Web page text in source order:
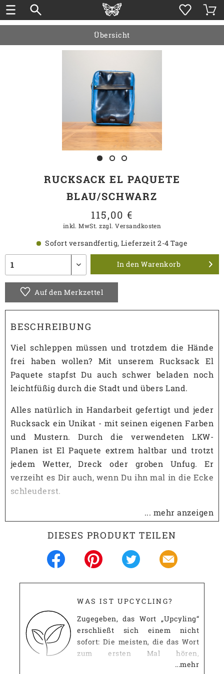
Übersicht
RUCKSACK EL PAQUETE
BLAU/SCHWARZ
115,00 €
inkl. MwSt.zzgl. Versandkosten
Sofort versandfertig, Lieferzeit 2-4 Tage
In den Warenkorb
Auf den Merkzettel
BESCHREIBUNG
Viel schleppen müssen und trotzdem die Hände
frei haben wollen? Mit unserem Rucksack El
Paquete stapfst Du auch schwer beladen noch
leichtfüßig durch die Stadt und übers Land.
Alles natürlich in Handarbeit gefertigt und jeder
Rucksack ein Unikat - mit seinen eigenen Farben
und Mustern. Durch die verwendeten LKW-
Planen ist El Paquete extrem haltbar und trotzt
jedem Wetter, Dreck oder groben Unfug. Er
verzeiht es Dir auch, wenn Du ihn mal in die Ecke
schleuderst.
Für Deinen Tragekomfort gibt es verstellbare
sind, alternativ kannst Du den Rucksack auch am
robusten Tragegriff halten. Fahrradreifenprofile
vertärken noch den Boden.
Hauptfach öffen. Für die Dinge, die Du schnell
mal brauchst, gibt es zusätzlich vorne noch ein
Reißverschlussfach.
Das Innere ist mit wasserabweisenden Airbag-
oder Zeltstoffen ausgefüttert, so dass es auch
... mehr anzeigen
DIESES PRODUKT TEILEN
WAS IST UPCYCLING?
Zugegeben, das Wort „Upcyling“
erschließt sich einem nicht
sofort: Die meisten, die das Wort
zum ersten Mal hören,
mutmaßen, dass es wohl etwas
...mehr